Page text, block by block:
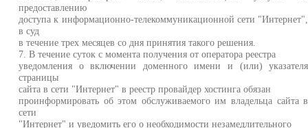
предоставлению
доступа к информационно-телекоммуникационной сети "Интернет",
в суд
в течение трех месяцев со дня принятия такого решения.
7. В течение суток с момента получения от оператора реестра
уведомления о включении доменного имени и (или) указателя
страницы
сайта в сети "Интернет" в реестр провайдер хостинга обязан
проинформировать об этом обслуживаемого им владельца сайта в
сети
"Интернет" и уведомить его о необходимости незамедлительного